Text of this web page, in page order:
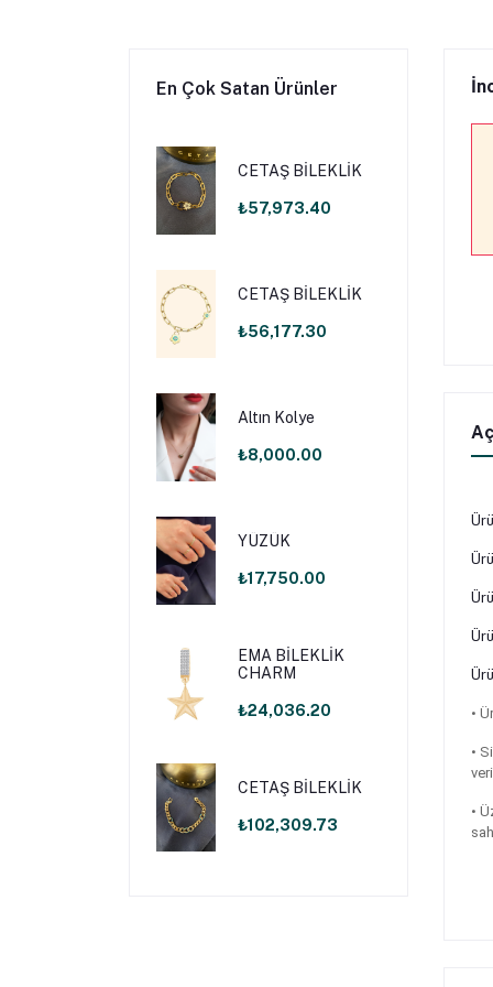
En Çok Satan Ürünler
CETAŞ BİLEKLİK
₺57,973.40
CETAŞ BİLEKLİK
₺56,177.30
Altın Kolye
₺8,000.00
YÜZÜK
₺17,750.00
EMA BİLEKLİK
CHARM
₺24,036.20
CETAŞ BİLEKLİK
₺102,309.73
•
•
•